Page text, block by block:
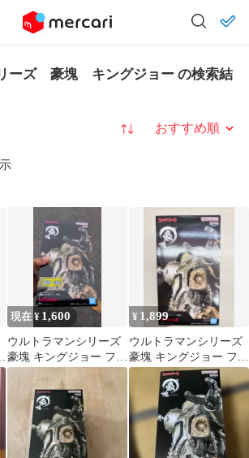
ーズ 豪塊 キングジョー の検索結
並び替え
現在 ¥ 1,600
ウルトラマンシリーズ
豪塊 キングジョー フィ
ギュア
¥ 1,899
ウルトラマンシリーズ
豪塊 キングジョー フィ
ギュア